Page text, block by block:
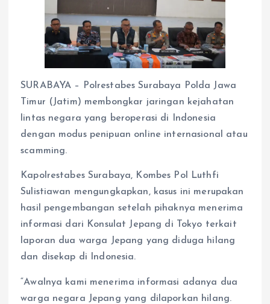
SURABAYA – Polrestabes Surabaya Polda Jawa
Timur (Jatim) membongkar jaringan kejahatan
lintas negara yang beroperasi di Indonesia
dengan modus penipuan online internasional atau
scamming.
Kapolrestabes Surabaya, Kombes Pol Luthfi
Sulistiawan mengungkapkan, kasus ini merupakan
hasil pengembangan setelah pihaknya menerima
informasi dari Konsulat Jepang di Tokyo terkait
laporan dua warga Jepang yang diduga hilang
dan disekap di Indonesia.
“Awalnya kami menerima informasi adanya dua
warga negara Jepang yang dilaporkan hilang.